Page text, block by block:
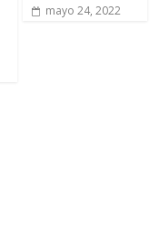
mayo 24, 2022